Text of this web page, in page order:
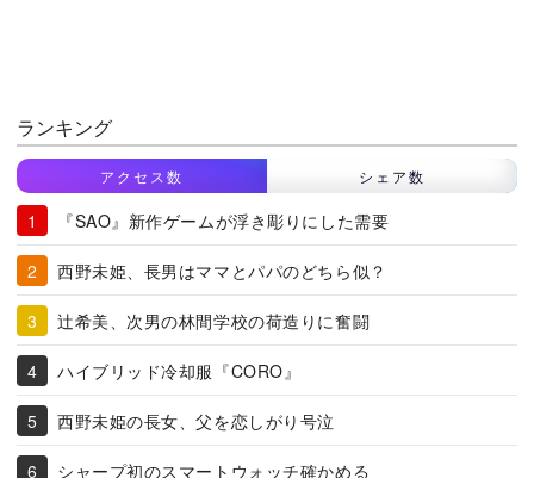
ランキング
アクセス数 シェア数
『SAO』新作ゲームが浮き彫りにした需要
西野未姫、長男はママとパパのどちら似？
辻希美、次男の林間学校の荷造りに奮闘
ハイブリッド冷却服『CORO』
西野未姫の長女、父を恋しがり号泣
シャープ初のスマートウォッチ確かめる